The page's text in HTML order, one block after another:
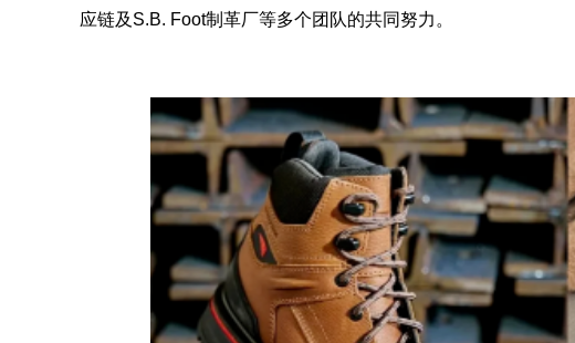
应链及S.B. Foot制革厂等多个团队的共同努力。